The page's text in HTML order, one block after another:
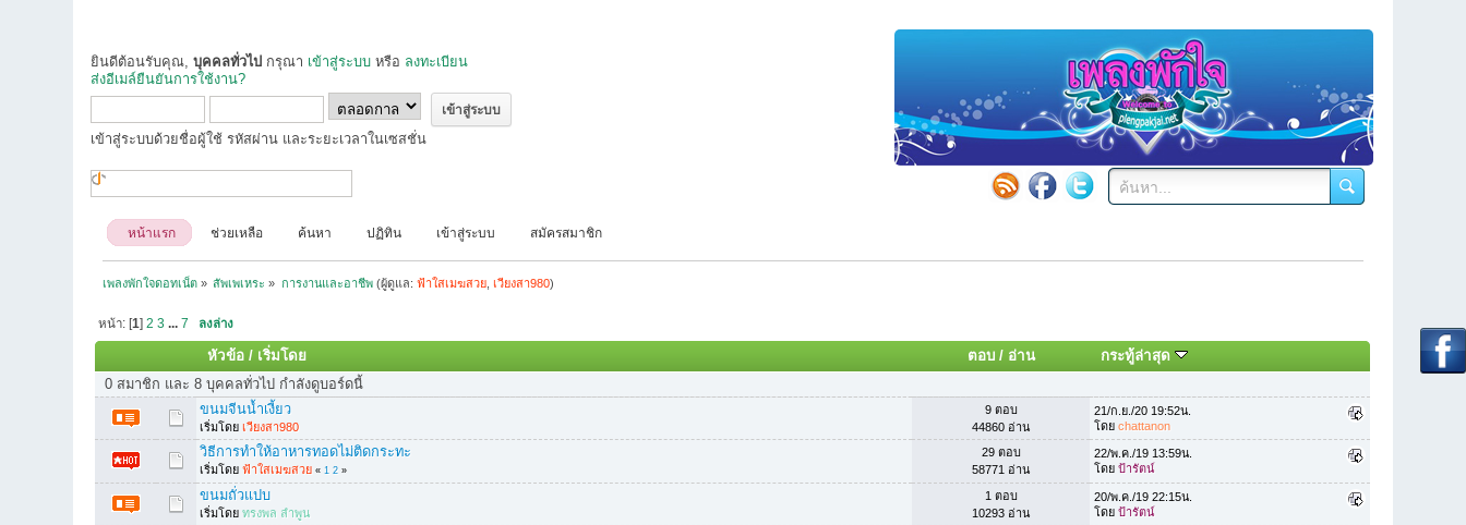
ยินดีต้อนรับคุณ,บุคคลทั่วไป กรุณา เข้าสู่ระบบ หรือ ลงทะเบียน
ส่งอีเมล์ยืนยันการใช้งาน?
เข้าสู่ระบบด้วยชื่อผู้ใช้ รหัสผ่าน และระยะเวลาในเซสชั่น
หน้าแรก ช่วยเหลือ ค้นหา ปฏิทิน เข้าสู่ระบบ สมัครสมาชิก
เพลงพักใจดอทเน็ต» สัพเพเหระ » การงานและอาชีพ(ผู้ดูแล: ฟ้าใสเมฆสวย, เวียงสา980)
หน้า: [1] 2 3 ... 7 ลงล่าง
หัวข้อ/ เริ่มโดย ตอบ/ อ่าน
กระทู้ล่าสุด
0 สมาชิก และ 8 บุคคลทั่วไป กำลังดูบอร์ดนี้
ขนมจีนน้ำเงี้ยว
เริ่มโดยเวียงสา980
9 ตอบ
44860 อ่าน
21/ก.ย./20 19:52น.
โดยchattanon
วิธีการทำให้อาหารทอดไม่ติดกระทะ
เริ่มโดยฟ้าใสเมฆสวย «1 2 »
29 ตอบ
58771 อ่าน
22/พ.ค./19 13:59น.
โดยป้ารัตน์
ขนมถั่วแปบ
เริ่มโดยทรงพล ลำพูน
1 ตอบ
10293 อ่าน
20/พ.ค./19 22:15น.
โดยป้ารัตน์